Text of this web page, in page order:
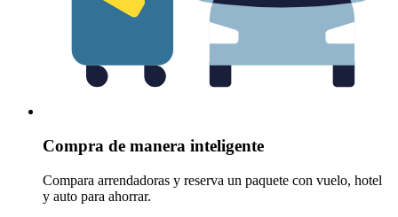
Compra de manera inteligente
Compara arrendadoras y reserva un paquete con vuelo, hotel
y auto para ahorrar.